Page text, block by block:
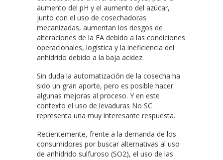
aumento del pH y el aumento del azúcar,
junto con el uso de cosechadoras
mecanizadas, aumentan los riesgos de
alteraciones de la FA debido a las condiciones
operacionales, logística y la ineficiencia del
anhídrido debido a la baja acidez.
Sin duda la automatización de la cosecha ha
sido un gran aporte, pero es posible hacer
algunas mejoras al proceso. Y en este
contexto el uso de levaduras No SC
representa una muy interesante respuesta.
Recientemente, frente a la demanda de los
consumidores por buscar alternativas al uso
de anhídrido sulfuroso (SO2), el uso de las